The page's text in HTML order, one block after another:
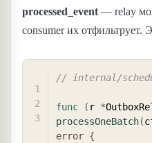
processed_event — relay
consumer их отфильтрует.
// internal/
func ( r *
processOneBatch(
error {